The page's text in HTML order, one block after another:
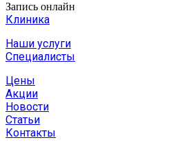
Запись онлайн
Клиника
Наши услуги
Специалисты
Цены
Акции
Новости
Статьи
Контакты